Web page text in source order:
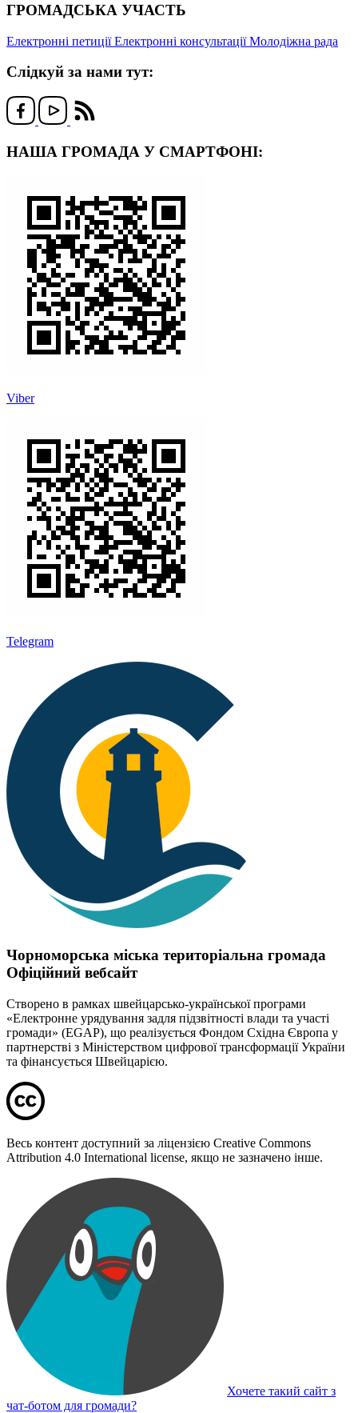
ГРОМАДСЬКА УЧАСТЬ
Електронні петиціїЕлектронні консультаціїМолодіжна рада
Слідкуй за нами тут:
НАША ГРОМАДА У СМАРТФОНІ:
Viber
Telegram
Чорноморська міська територіальна громада
Офіційний вебсайт
Створено в рамках швейцарсько-української програми
«Електронне урядування задля підзвітності влади та участі
громади» (EGAP), що реалізується Фондом Східна Європа у
партнерстві з Міністерством цифрової трансформації України
та фінансується Швейцарією.
Весь контент доступний за ліцензією Creative Commons
Attribution 4.0 International license, якщо не зазначено інше.
Хочете такий сайт з
чат-ботом для громади?